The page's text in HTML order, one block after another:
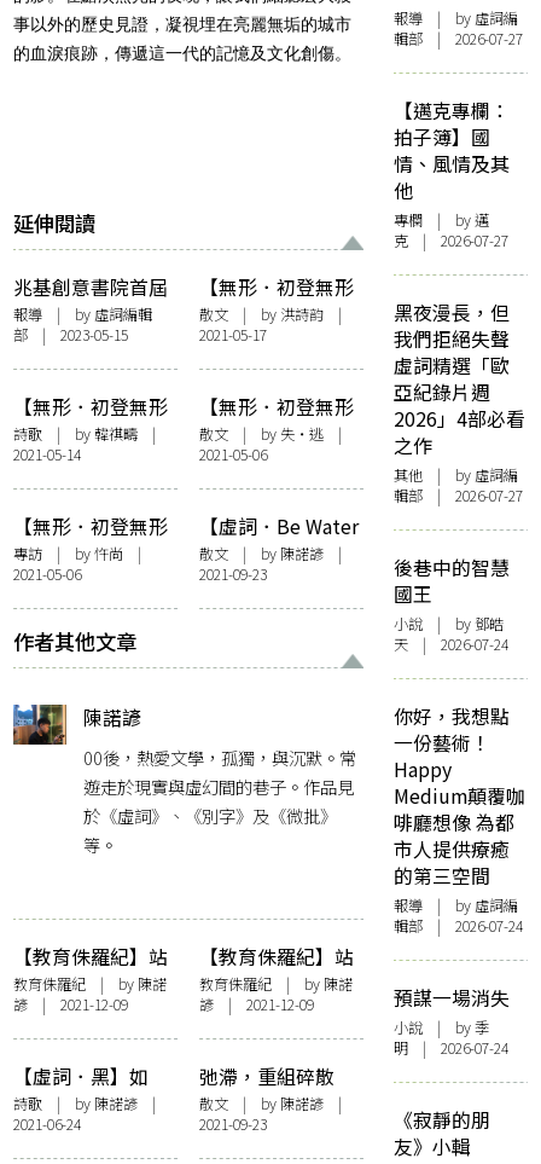
事以外的歷史見證，凝視埋在亮麗無垢的城市
的血淚痕跡，傳遞這一代的記憶及文化創傷。
延伸閱讀
兆基創意書院首屆
雙年展 《缺口長出
了尾巴》——讓傷
痕得以顯影
報導 | by 虛詞編輯
部 | 2023-05-15
【無形．初登無形
也不驚】阿婆的收
音機
散文| by 洪詩韵|
2021-05-17
【無形．初登無形
也不驚】〈殺
狗〉、〈六節詩：
末日設想〉
詩歌 | by韓祺疇 |
2021-05-14
【無形．初登無形
也不驚】《青春電
幻物語》：墮落
吧，少年呀！
散文| by 失・逃|
2021-05-06
【無形．初登無形
也不驚】無限接近
實的幻——專訪謝
曉虹《無遮鬼》
專訪 | by忤尚 |
2021-05-06
【虛詞．Be Water
My Friend】水
散文| by 陳諾諺|
2021-09-23
作者其他文章
陳諾諺
00後，熱愛文學，孤獨，與沉默。常
遊走於現實與虛幻間的巷子。作品見
於《虛詞》、《別字》及《微批》
等。
【教育侏羅紀】站
在時代邊界的文憑
試考生——分岔
（下）
教育侏羅紀 | by 陳諾
諺 | 2021-12-09
【教育侏羅紀】站
在時代邊界的文憑
試考生——分岔
（上）
教育侏羅紀| by 陳諾
諺| 2021-12-09
【虛詞．黑】如
果，這是一個人
詩歌 | by 陳諾諺 |
2021-06-24
弛滯，重組碎散
——記拔萃男書院
罷課
散文| by 陳諾諺|
2021-09-23
報導 | by 虛詞編
輯部 | 2026-07-27
【邁克專欄：
拍子簿】國
情、風情及其
他
專欄 | by邁
克 | 2026-07-27
黑夜漫長，但
我們拒絕失聲
虛詞精選「歐
亞紀錄片週
2026」4部必看
之作
其他 | by 虛詞編
輯部 | 2026-07-27
後巷中的智慧
國王
小說 | by 鄧皓
天 | 2026-07-24
你好，我想點
一份藝術！
Happy
Medium顛覆咖
啡廳想像 為都
市人提供療癒
的第三空間
報導 | by 虛詞編
輯部 | 2026-07-24
預謀一場消失
小說 | by 季
明 | 2026-07-24
《寂靜的朋
友》小輯